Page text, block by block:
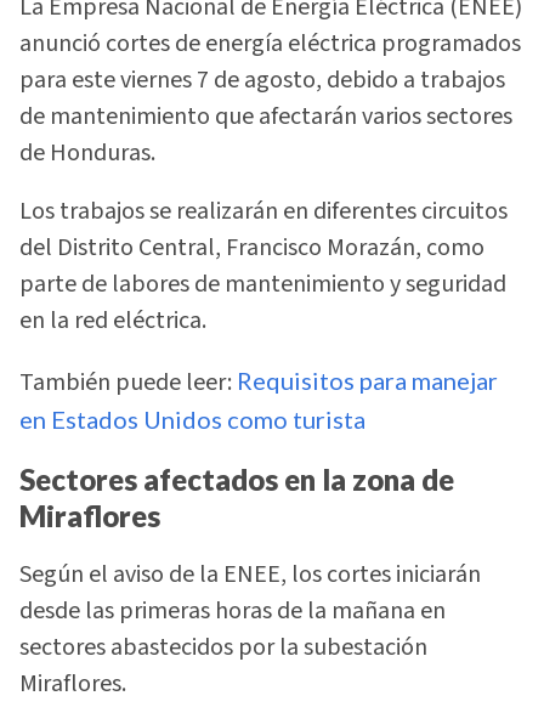
La Empresa Nacional de Energía Eléctrica (ENEE)
anunció cortes de energía eléctrica programados
para este viernes 7 de agosto, debido a trabajos
de mantenimiento que afectarán varios sectores
de Honduras.
Los trabajos se realizarán en diferentes circuitos
del Distrito Central, Francisco Morazán, como
parte de labores de mantenimiento y seguridad
en la red eléctrica.
También puede leer: Requisitos para manejar
en Estados Unidos como turista
Sectores afectados en la zona de
Miraflores
Según el aviso de la ENEE, los cortes iniciarán
desde las primeras horas de la mañana en
sectores abastecidos por la subestación
Miraflores.